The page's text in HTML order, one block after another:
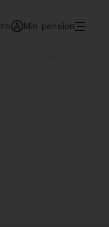
ENmin-Min pensionmenu